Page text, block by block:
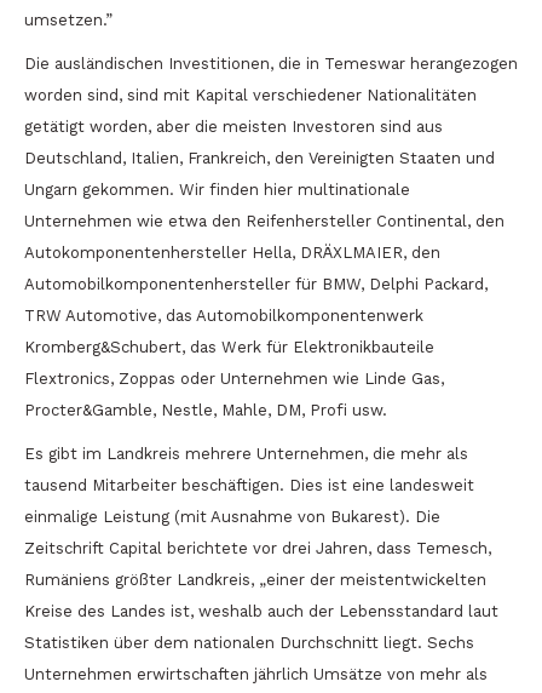
umsetzen.”
Die ausländischen Investitionen, die in Temeswar herangezogen
worden sind, sind mit Kapital verschiedener Nationalitäten
getätigt worden, aber die meisten Investoren sind aus
Deutschland, Italien, Frankreich, den Vereinigten Staaten und
Ungarn gekommen. Wir finden hier multinationale
Unternehmen wie etwa den Reifenhersteller Continental, den
Autokomponentenhersteller Hella, DRÄXLMAIER, den
Automobilkomponentenhersteller für BMW, Delphi Packard,
TRW Automotive, das Automobilkomponentenwerk
Kromberg&Schubert, das Werk für Elektronikbauteile
Flextronics, Zoppas oder Unternehmen wie Linde Gas,
Procter&Gamble, Nestle, Mahle, DM, Profi usw.
Es gibt im Landkreis mehrere Unternehmen, die mehr als
tausend Mitarbeiter beschäftigen. Dies ist eine landesweit
einmalige Leistung (mit Ausnahme von Bukarest). Die
Zeitschrift Capital berichtete vor drei Jahren, dass Temesch,
Rumäniens größter Landkreis, „einer der meistentwickelten
Kreise des Landes ist, weshalb auch der Lebensstandard laut
Statistiken über dem nationalen Durchschnitt liegt. Sechs
Unternehmen erwirtschaften jährlich Umsätze von mehr als